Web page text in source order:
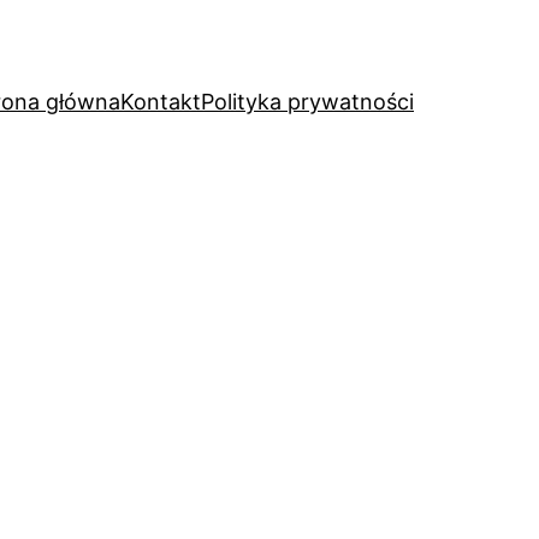
głównaKontaktPolityka prywatności